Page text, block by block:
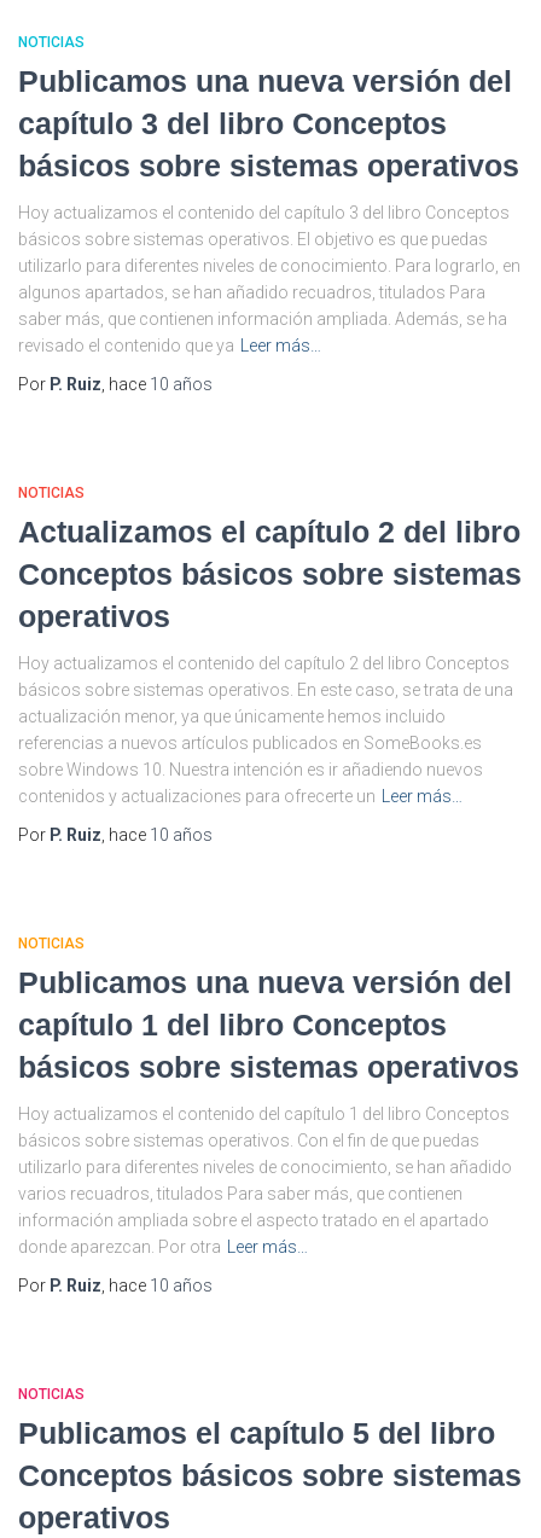
NOTICIAS
Publicamos una nueva versión del
capítulo 3 del libro Conceptos
básicos sobre sistemas operativos
Hoy actualizamos el contenido del capítulo 3 del libro Conceptos
básicos sobre sistemas operativos. El objetivo es que puedas
utilizarlo para diferentes niveles de conocimiento. Para lograrlo, en
algunos apartados, se han añadido recuadros, titulados Para
saber más, que contienen información ampliada. Además, se ha
revisado el contenido que ya
Leer más…
Por P. Ruiz , hace 10 años
NOTICIAS
Actualizamos el capítulo 2 del libro
Conceptos básicos sobre sistemas
operativos
Hoy actualizamos el contenido del capítulo 2 del libro Conceptos
básicos sobre sistemas operativos. En este caso, se trata de una
actualización menor, ya que únicamente hemos incluido
referencias a nuevos artículos publicados en SomeBooks.es
sobre Windows 10. Nuestra intención es ir añadiendo nuevos
contenidos y actualizaciones para ofrecerte un
Leer más…
Por P. Ruiz , hace 10 años
NOTICIAS
Publicamos una nueva versión del
capítulo 1 del libro Conceptos
básicos sobre sistemas operativos
Hoy actualizamos el contenido del capítulo 1 del libro Conceptos
básicos sobre sistemas operativos. Con el fin de que puedas
utilizarlo para diferentes niveles de conocimiento, se han añadido
varios recuadros, titulados Para saber más, que contienen
información ampliada sobre el aspecto tratado en el apartado
donde aparezcan. Por otra
Leer más…
Por P. Ruiz , hace 10 años
NOTICIAS
Publicamos el capítulo 5 del libro
Conceptos básicos sobre sistemas
operativos